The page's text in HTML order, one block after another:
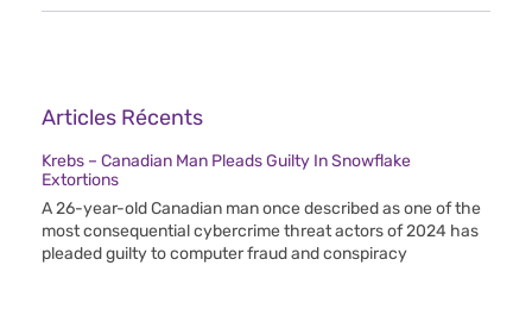
Articles Récents
Krebs – Canadian Man Pleads Guilty In Snowflake
Extortions
A 26-year-old Canadian man once described as one of the
most consequential cybercrime threat actors of 2024 has
pleaded guilty to computer fraud and conspiracy